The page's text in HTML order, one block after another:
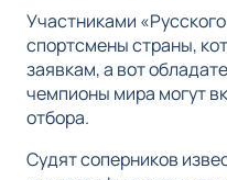
Участниками
спортсмены страны,
заявкам, а вот
чемпионы мира могут
отбора.
Судят соперников